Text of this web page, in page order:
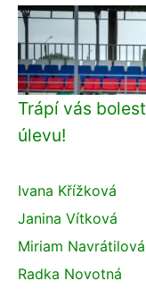
Trápí vás
úlevu!
Ivana Křížková
Janina Vítková
Miriam Navrátilová
Radka Novotná